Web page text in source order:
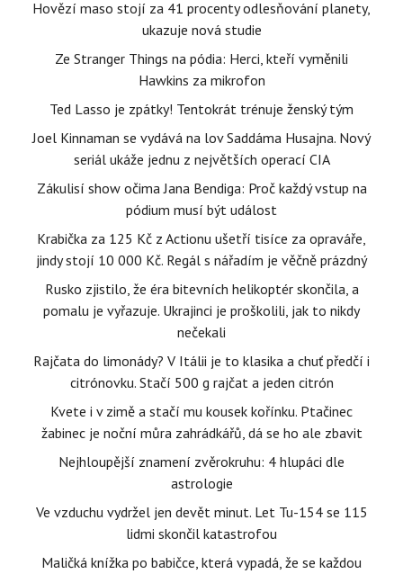
Hovězí maso stojí za 41 procenty odlesňování planety,
ukazuje nová studie
Ze Stranger Things na pódia: Herci, kteří vyměnili
Hawkins za mikrofon
Ted Lasso je zpátky! Tentokrát trénuje ženský tým
Joel Kinnaman se vydává na lov Saddáma Husajna. Nový
seriál ukáže jednu z největších operací CIA
Zákulisí show očima Jana Bendiga: Proč každý vstup na
pódium musí být událost
Krabička za 125 Kč z Actionu ušetří tisíce za opraváře,
jindy stojí 10 000 Kč. Regál s nářadím je věčně prázdný
Rusko zjistilo, že éra bitevních helikoptér skončila, a
pomalu je vyřazuje. Ukrajinci je proškolili, jak to nikdy
nečekali
Rajčata do limonády? V Itálii je to klasika a chuť předčí i
citrónovku. Stačí 500 g rajčat a jeden citrón
Kvete i v zimě a stačí mu kousek kořínku. Ptačinec
žabinec je noční můra zahrádkářů, dá se ho ale zbavit
Nejhloupější znamení zvěrokruhu: 4 hlupáci dle
astrologie
Ve vzduchu vydržel jen devět minut. Let Tu-154 se 115
lidmi skončil katastrofou
Maličká knížka po babičce, která vypadá, že se každou